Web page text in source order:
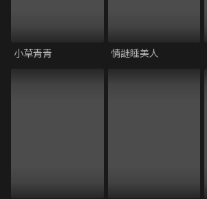
小草青青 情謎睡美人